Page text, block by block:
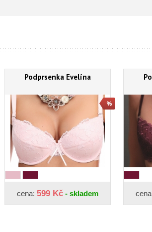
Podprsenka Evelína
cena: 599 Kč - skladem